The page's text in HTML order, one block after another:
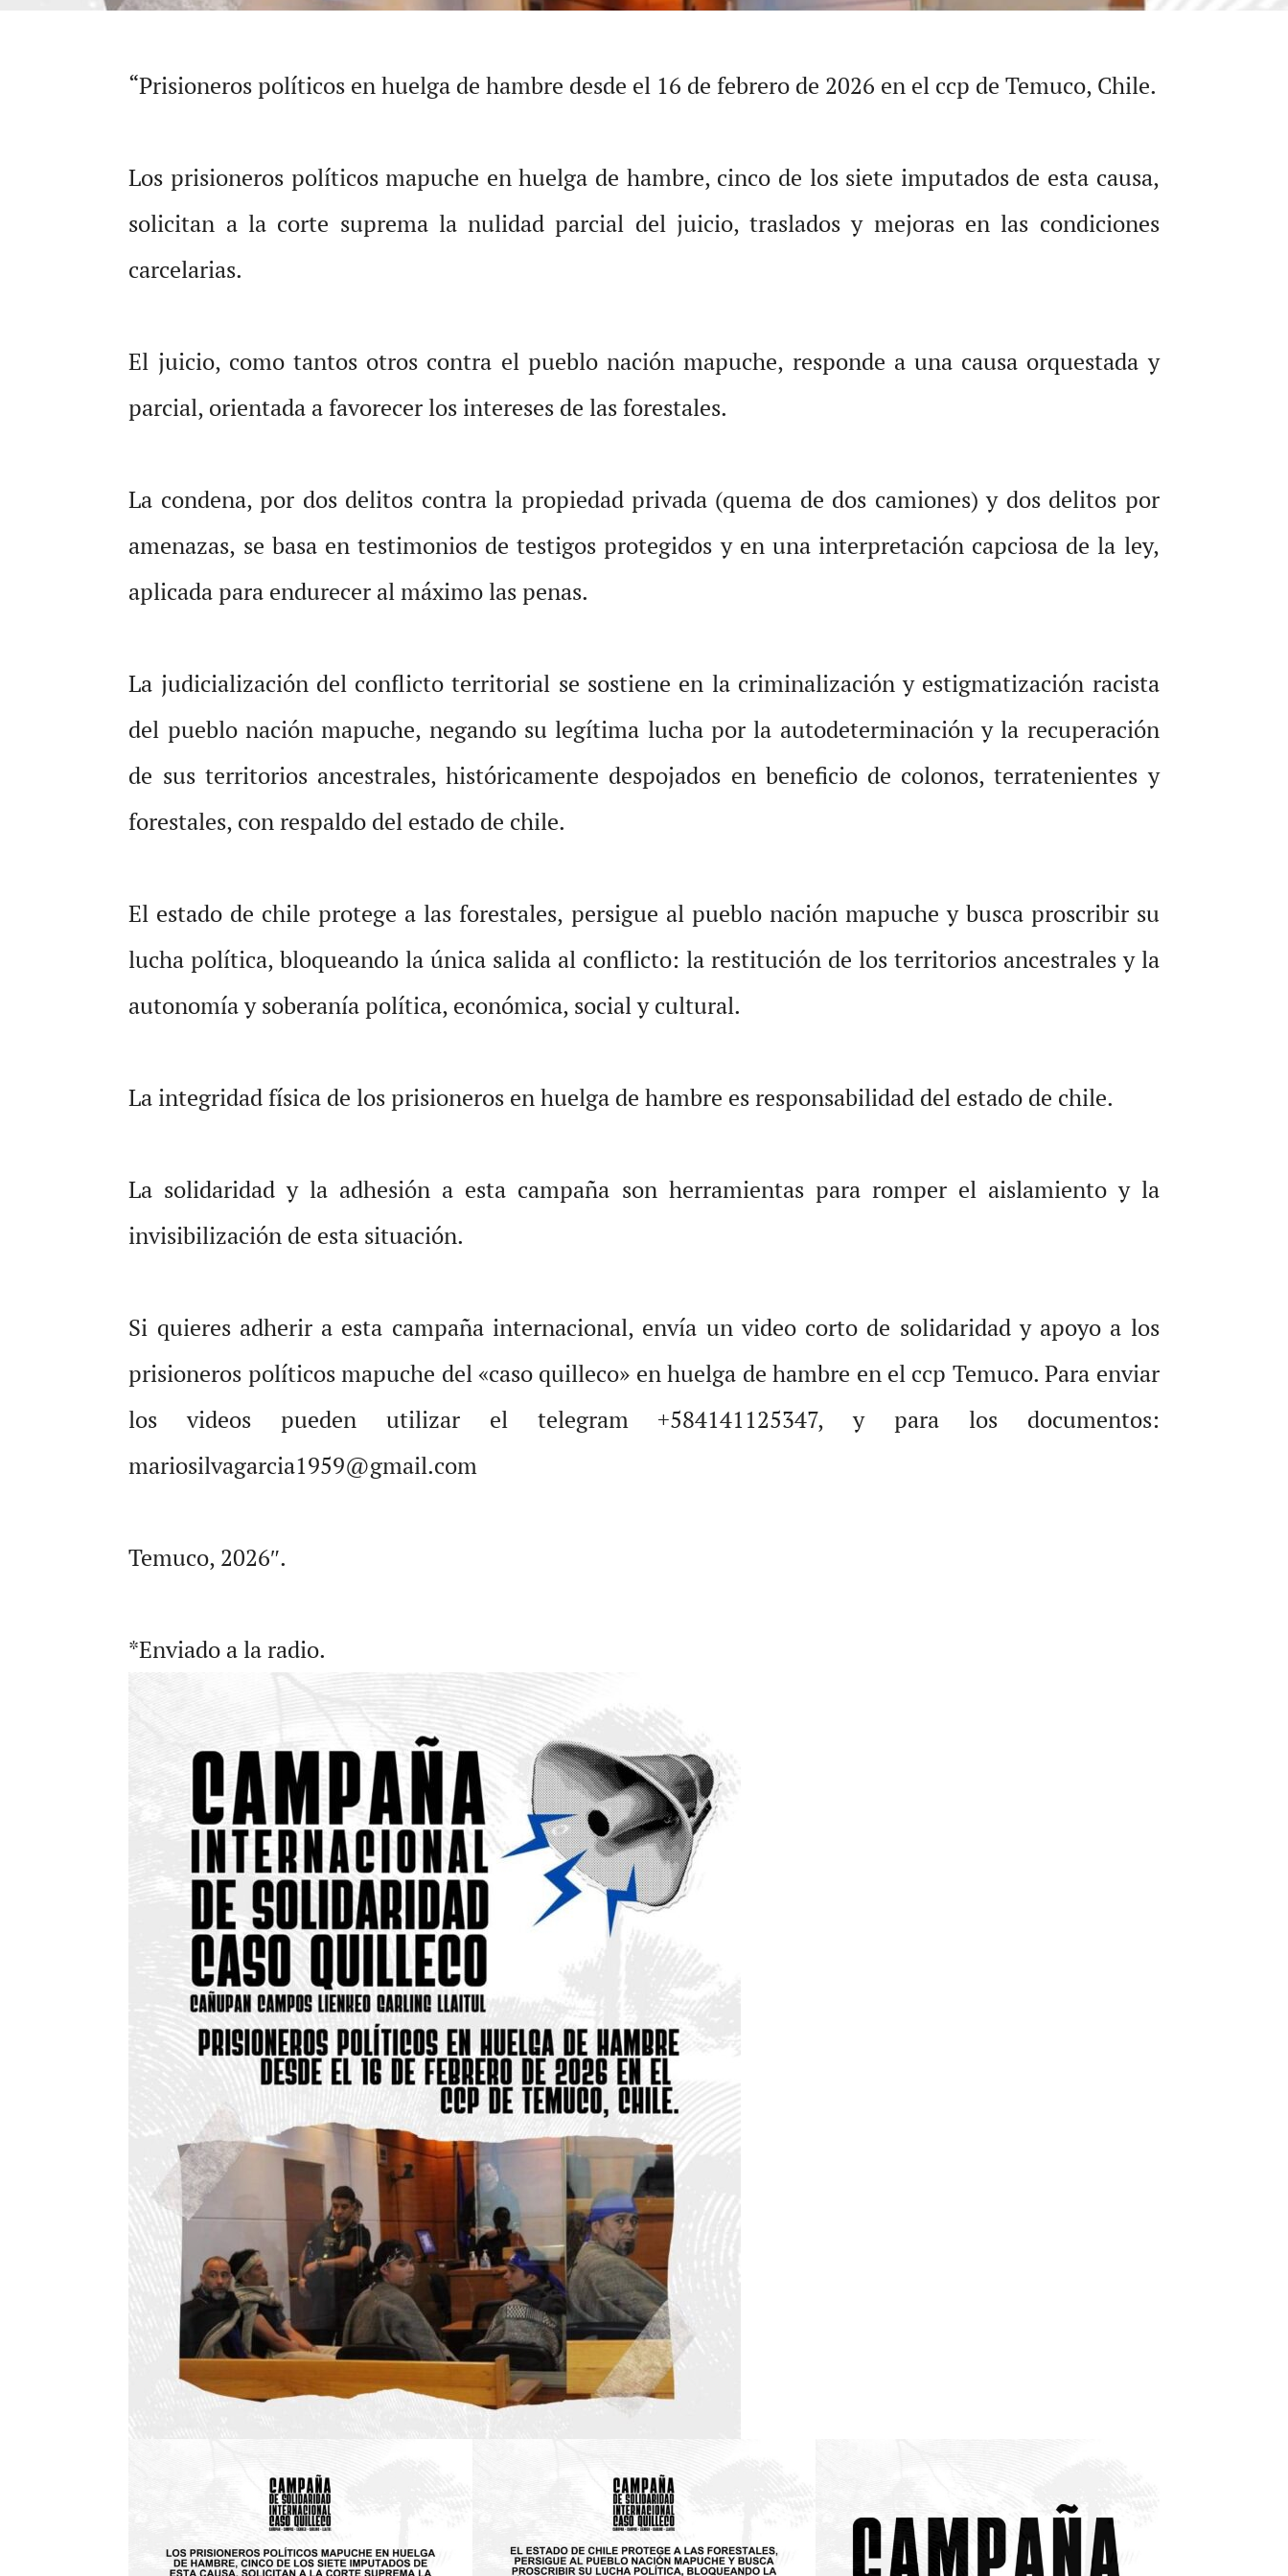
“Prisioneros políticos en huelga de hambre desde el 16 de febrero de 2026 en el ccp de Temuco, Chile.
Los prisioneros políticos mapuche en huelga de hambre, cinco de los siete imputados de esta causa,
solicitan a la corte suprema la nulidad parcial del juicio, traslados y mejoras en las condiciones
carcelarias.
El juicio, como tantos otros contra el pueblo nación mapuche, responde a una causa orquestada y
parcial, orientada a favorecer los intereses de las forestales.
La condena, por dos delitos contra la propiedad privada (quema de dos camiones) y dos delitos por
amenazas, se basa en testimonios de testigos protegidos y en una interpretación capciosa de la ley,
aplicada para endurecer al máximo las penas.
La judicialización del conflicto territorial se sostiene en la criminalización y estigmatización racista
del pueblo nación mapuche, negando su legítima lucha por la autodeterminación y la recuperación
de sus territorios ancestrales, históricamente despojados en beneficio de colonos, terratenientes y
forestales, con respaldo del estado de chile.
El estado de chile protege a las forestales, persigue al pueblo nación mapuche y busca proscribir su
lucha política, bloqueando la única salida al conflicto: la restitución de los territorios ancestrales y la
autonomía y soberanía política, económica, social y cultural.
La integridad física de los prisioneros en huelga de hambre es responsabilidad del estado de chile.
La solidaridad y la adhesión a esta campaña son herramientas para romper el aislamiento y la
invisibilización de esta situación.
Si quieres adherir a esta campaña internacional, envía un video corto de solidaridad y apoyo a los
prisioneros políticos mapuche del «caso quilleco» en huelga de hambre en el ccp Temuco. Para enviar
los videos pueden utilizar el telegram +584141125347, y para los documentos:
mariosilvagarcia1959@gmail.com
Temuco, 2026″.
*Enviado a la radio.